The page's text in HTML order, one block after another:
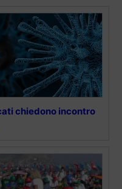
chiedono incontro